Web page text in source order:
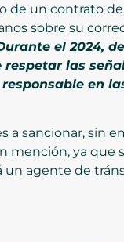
de un contrato
sobre su
el 2024,
las
en
sancionar, sin
ya que
agente de